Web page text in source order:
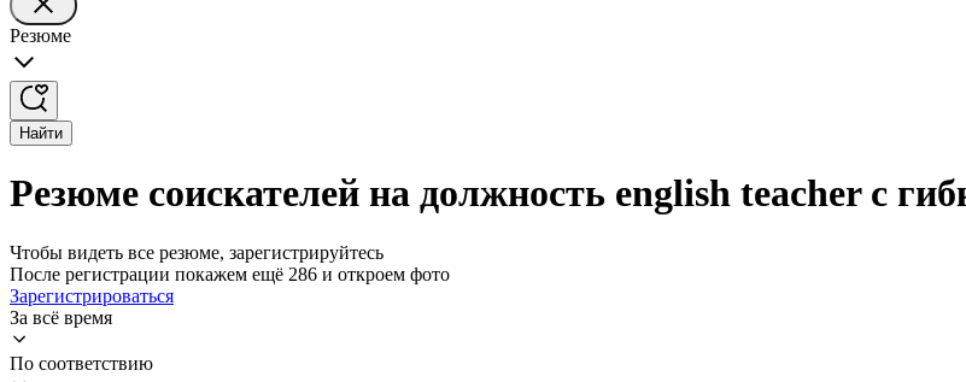
Резюме
Найти
Резюме соискателей на должность english teacher с
Чтобы видеть все резюме, зарегистрируйтесь
После регистрации покажем ещё 286 и откроем фото
Зарегистрироваться
За всё время
По соответствию